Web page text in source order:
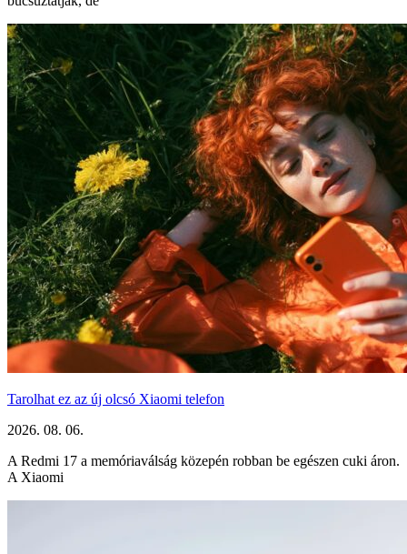
Tarolhat ez az új olcsó Xiaomi telefon
2026. 08. 06.
A Redmi 17 a memóriaválság közepén robban be egészen cuki áron.
A Xiaomi